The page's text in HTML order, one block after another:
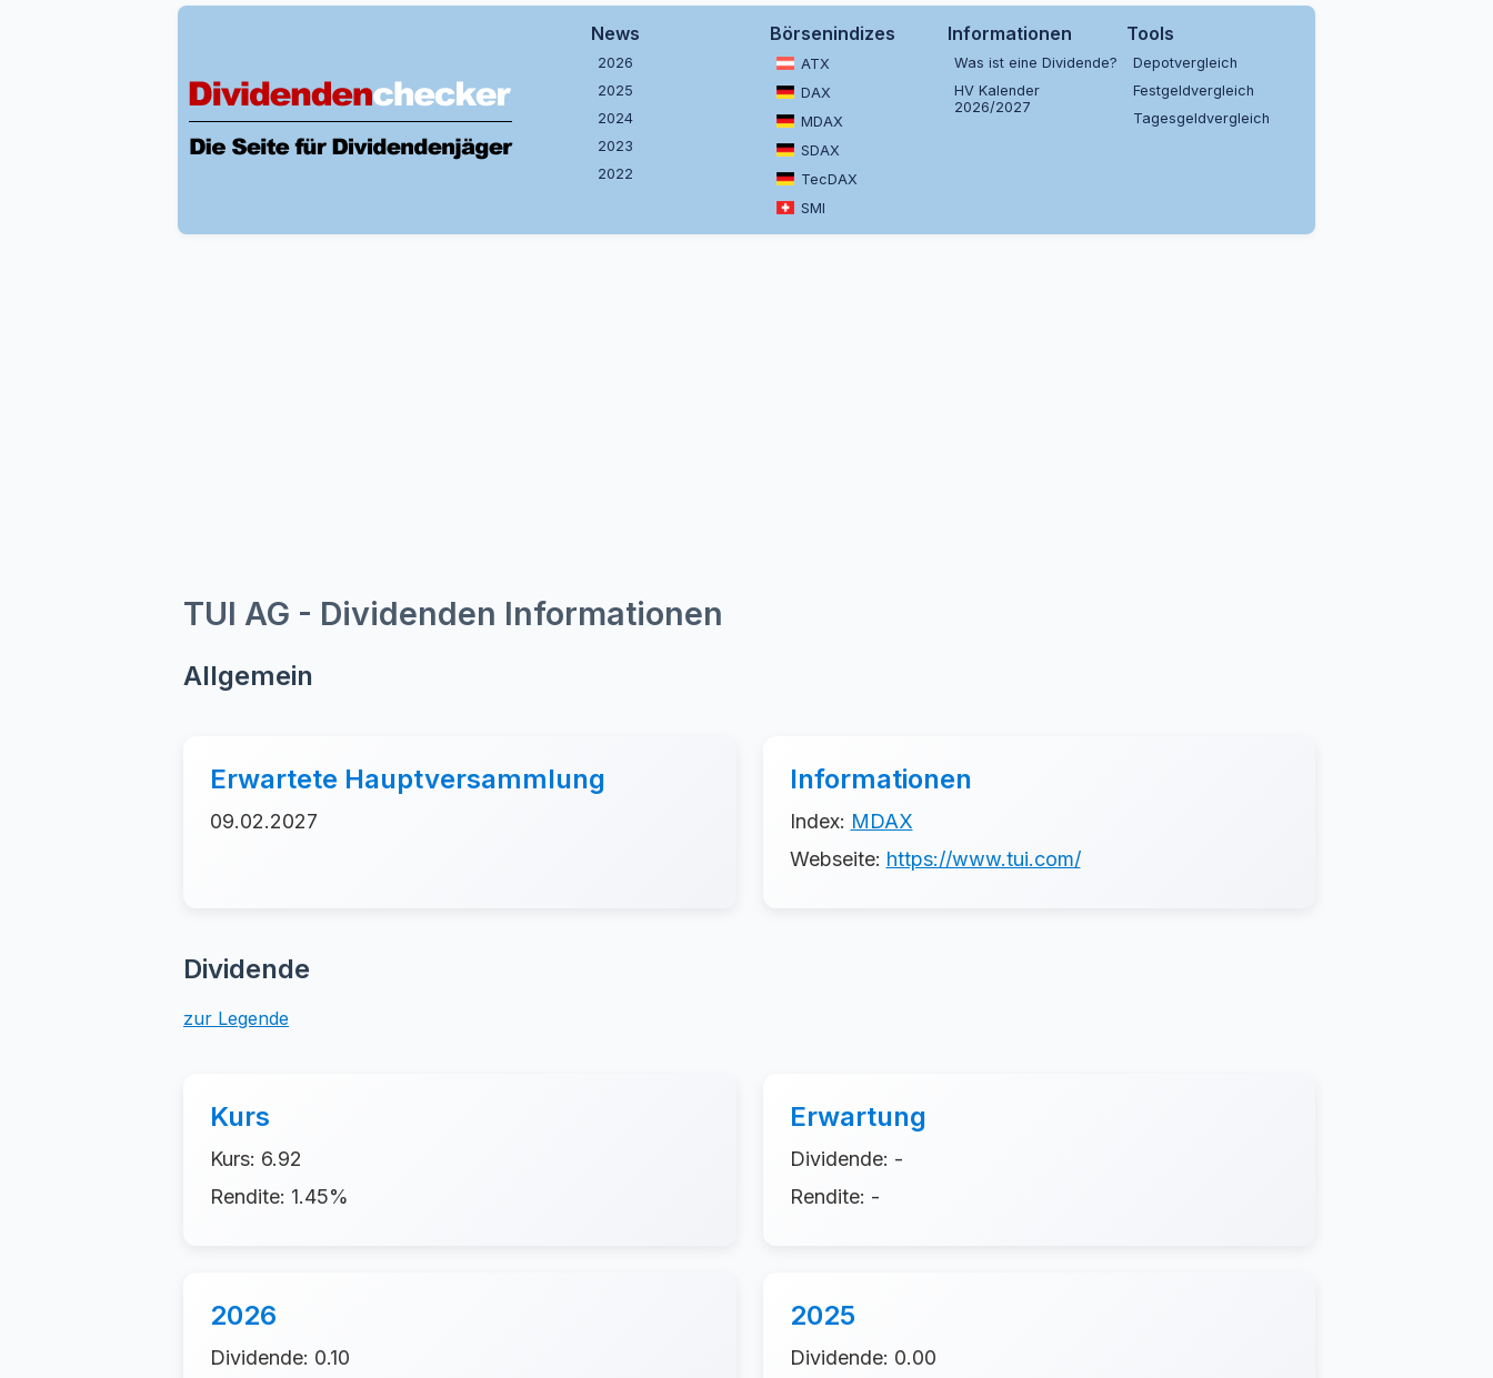
News
2026
2025
2024
2023
2022
Börsenindizes
ATX
DAX
MDAX
SDAX
TecDAX
SMI
Informationen
Was ist eine Dividende?
HV Kalender
2026/2027
Tools
Depotvergleich
Festgeldvergleich
Tagesgeldvergleich
TUI AG - Dividenden Informationen
Allgemein
Erwartete Hauptversammlung
09.02.2027
Informationen
Index: MDAX
Webseite: https://www.tui.com/
Dividende
zur Legende
Kurs
Kurs: 6.92
Rendite: 1.45%
Erwartung
Dividende: -
Rendite: -
2026
Dividende: 0.10
2025
Dividende: 0.00